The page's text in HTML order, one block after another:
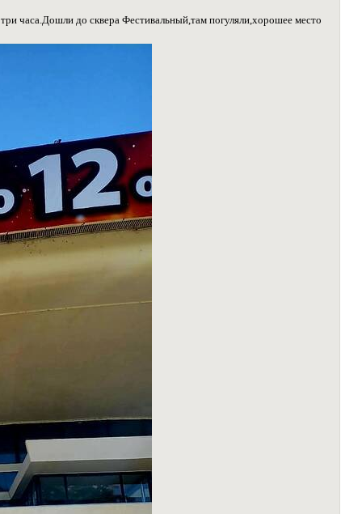
часа.Дошли до сквера Фестивальный,там погуляли,хорошее место